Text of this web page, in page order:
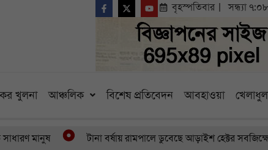
বৃহস্পতিবার সন্ধ্যা ৭:০৮
খুলনা আঞ্চলিক বিশেষ প্রতিবেদন আবহাওয়া
মানুষ টানা বর্ষায় রামপালে ডুবেছে আড়াইশ হেক্টর সবজিক্ষেত